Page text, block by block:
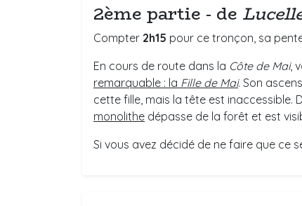
2ème partie - de
Compter 2h15 pour ce tronçon, sa
En cours de route dans la Côte de Mai,
remarquable : la Fille de Mai. Son
cette fille, mais la tête est inaccessible.
monolithe dépasse de la forêt et est
Si vous avez décidé de ne faire que ce